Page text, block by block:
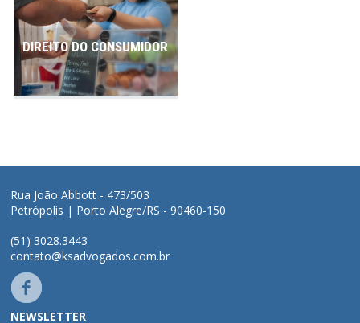
DIREITO DO CONSUMIDOR
Rua João Abbott - 473/503
Petrópolis | Porto Alegre/RS - 90460-150
(51) 3028.3443
contato@ksadvogados.com.br
NEWSLETTER